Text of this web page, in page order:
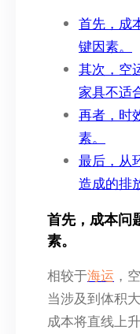
首先，成
键因素。
其次，空
家具不适
再者，时
素。
最后，从
造成的排
首先，成本问
素。
相较于海运 ，
当涉及到体积
成本将直线上